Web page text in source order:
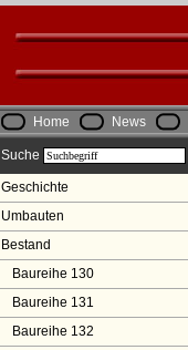
Home News
Suche
Geschichte
Umbauten
Bestand
Baureihe 130
Baureihe 131
Baureihe 132